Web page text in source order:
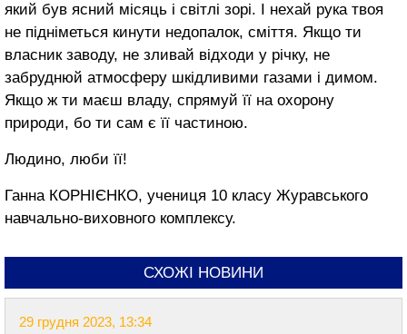
який був ясний місяць і світлі зорі. І нехай рука твоя
не підніметься кинути недопалок, сміття. Якщо ти
власник заводу, не зливай відходи у річку, не
забруднюй атмосферу шкідливими газами і димом.
Якщо ж ти маєш владу, спрямуй її на охорону
природи, бо ти сам є її частиною.
Людино, люби її!
Ганна КОРНІЄНКО, учениця 10 класу Журавського
навчально-виховного комплексу.
СХОЖІ НОВИНИ
29 грудня 2023, 13:34